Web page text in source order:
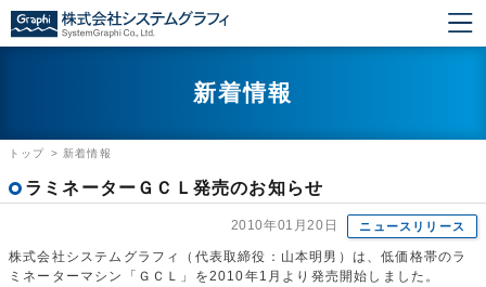
新着情報
トップ > 新着情報
ラミネーターＧＣＬ発売のお知らせ
2010年01月20日 ニュースリリース
株式会社システムグラフィ（代表取締役：山本明男）は、低価格帯のラ
ミネーターマシン「ＧＣＬ」を2010年1月より発売開始しました。